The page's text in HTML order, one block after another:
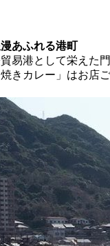
あふれる港町
易港として栄えた
きカレー」はお店